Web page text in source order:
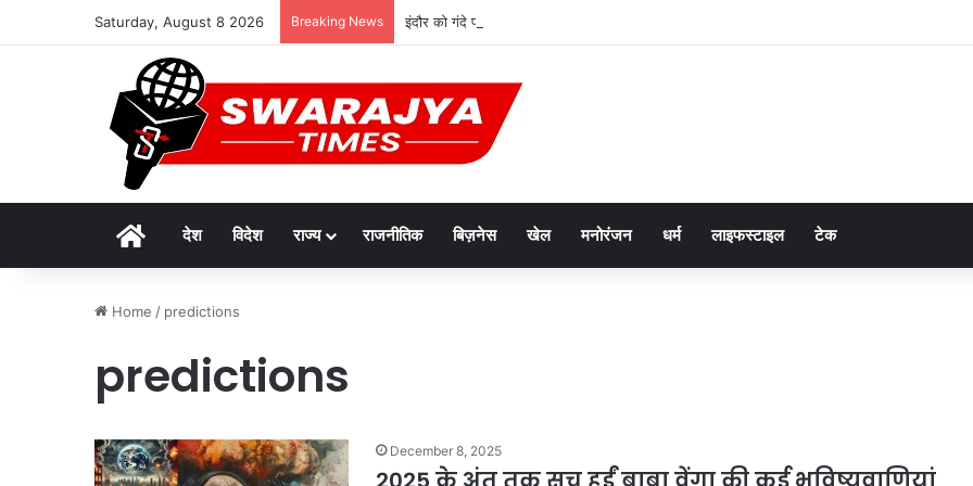
Saturday, August 8 2026 Breaking News इंदौर को गंदे पानी से मिलेगी राहत, ₹1214 करोड़ की सीवरेज परियोजना को मिली रफ्तार
Homeदेश विदेश राज्य राजनीतिक बिज़नेस खेल मनोरंजन धर्म लाइफस्टाइल टेक
Home / predictions
predictions
December 8, 2025